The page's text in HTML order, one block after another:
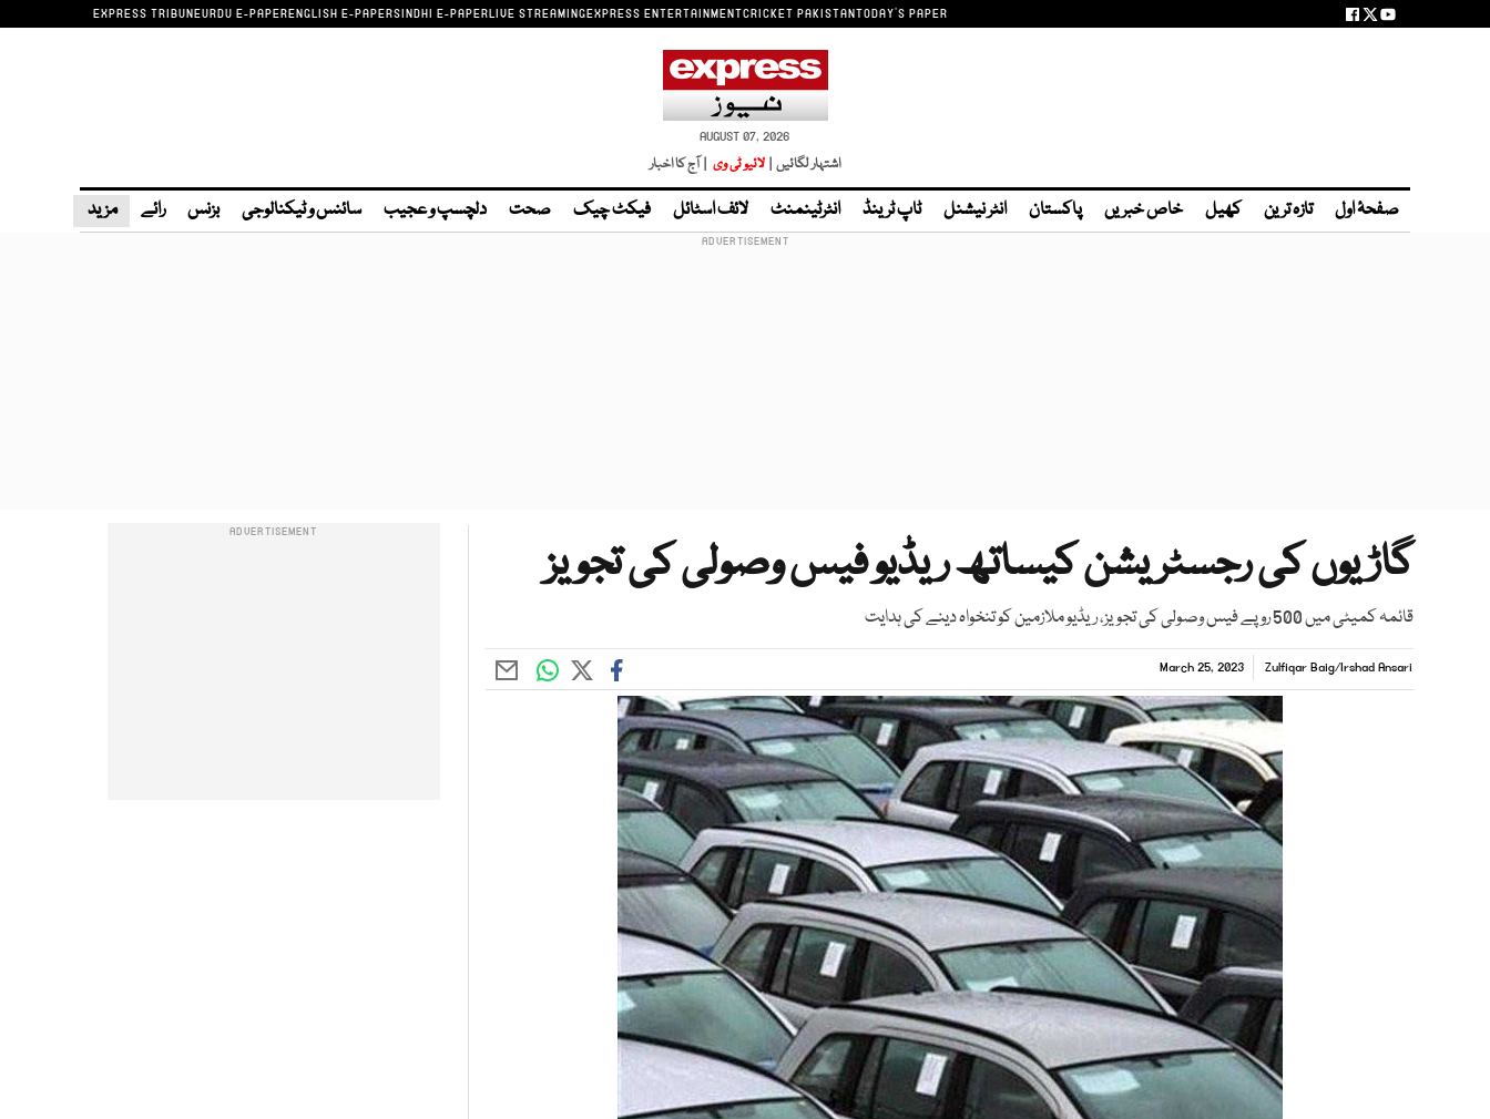
EXPRESS TRIBUNEURDU E-PAPERENGLISH E-PAPERSINDHI E-PAPERLIVE STREAMINGEXPRESS ENTERTAINMENTCRICKET PAKISTANTODAY'S PAPER
AUGUST 07, 2026
اشتہار لگائیں | لائیو ٹی وی | آج کا اخبار
صفحۂ اول تازہ ترین کھیل خاص خبریں پاکستان انٹر نیشنل ٹاپ ٹرینڈ انٹرٹینمنٹ لائف اسٹائل فیکٹ چیک صحت دلچسپ و عجیب سائنس و ٹیکنالوجی بزنس رائے مزید
گاڑیوں کی رجسٹریشن کیساتھ ریڈیو فیس وصولی کی تجویز
قائمہ کمیٹی میں 500 روپے فیس وصولی کی تجویز، ریڈیو ملازمین کو تنخواہ دینے کی ہدایت
Zulfiqar Baig/Irshad Ansari
March 25, 2023